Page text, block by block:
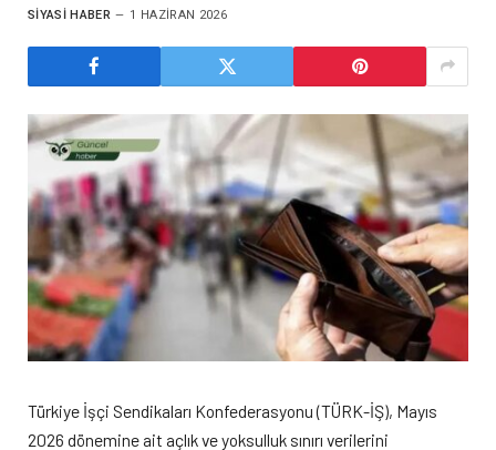
SIYASI HABER 1 HAZIRAN 2026
Türkiye İşçi Sendikaları Konfederasyonu (TÜRK-İŞ), Mayıs
2026 dönemine ait açlık ve yoksulluk sınırı verilerini